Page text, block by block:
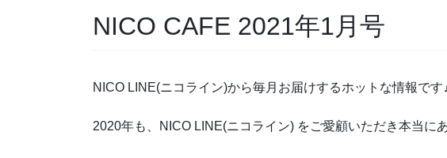
NICO CAFE 2021年1月号
NICO LINE(ニコライン)から毎月お届けするホットな情報です
2020年も、NICO LINE(ニコライン) をご愛顧いただき本当に